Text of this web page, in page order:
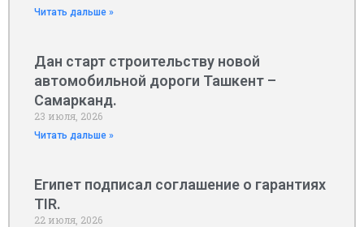
Читать дальше »
Дан старт строительству новой
автомобильной дороги Ташкент –
Самарканд.
23 июля, 2026
Читать дальше »
Египет подписал соглашение о гарантиях
TIR.
22 июля, 2026